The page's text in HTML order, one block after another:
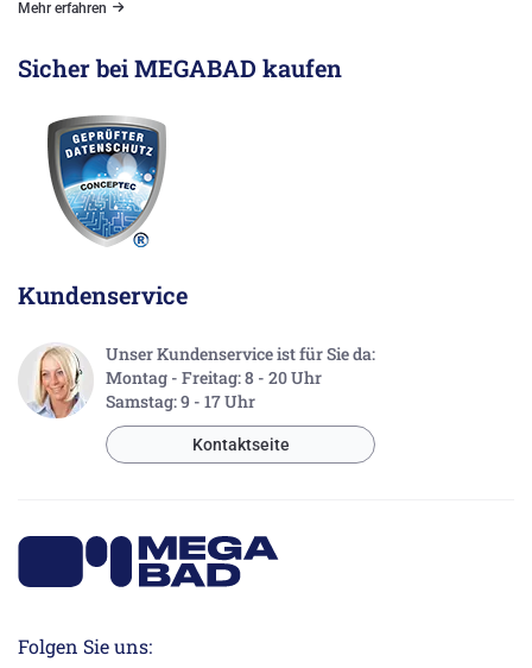
Mehr erfahren
Sicher bei MEGABAD kaufen
Kundenservice
Unser Kundenservice ist für Sie da:
Montag - Freitag: 8 - 20 Uhr
Samstag: 9 - 17 Uhr
Kontaktseite
Folgen Sie uns: